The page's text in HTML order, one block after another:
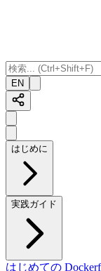
EN
はじめに
実践ガイド
はじめての